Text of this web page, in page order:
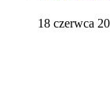
18 czerwca